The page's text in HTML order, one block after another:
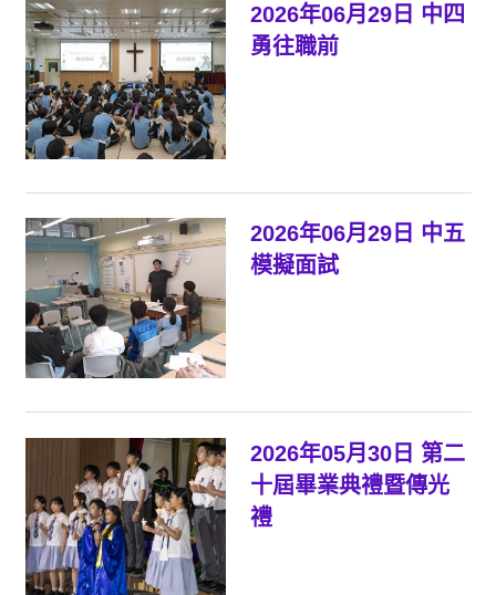
2026年06月29日 中四
勇往職前
2026年06月29日 中五
模擬面試
2026年05月30日 第二
十屆畢業典禮暨傳光
禮